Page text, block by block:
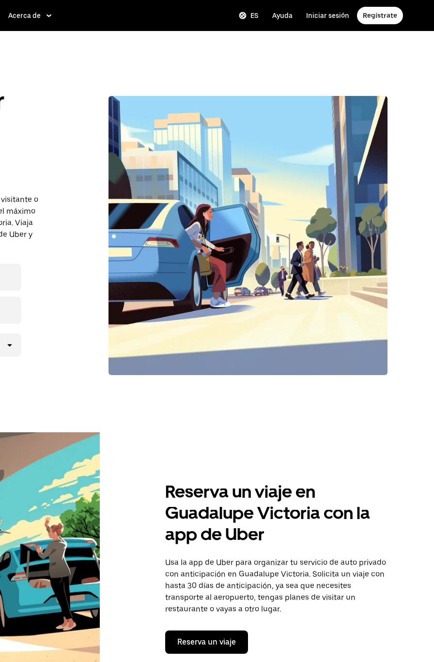
Acerca de ES Ayuda Iniciar sesión Regístrate
visitante o
máximo
Viaja
Uber y
Reserva un viaje en
Guadalupe Victoria con la
app de Uber
Usa la app de Uber para organizar tu servicio de auto privado
con anticipación en Guadalupe Victoria. Solicita un viaje con
hasta 30 días de anticipación, ya sea que necesites
transporte al aeropuerto, tengas planes de visitar un
restaurante o vayas a otro lugar.
Reserva un viaje